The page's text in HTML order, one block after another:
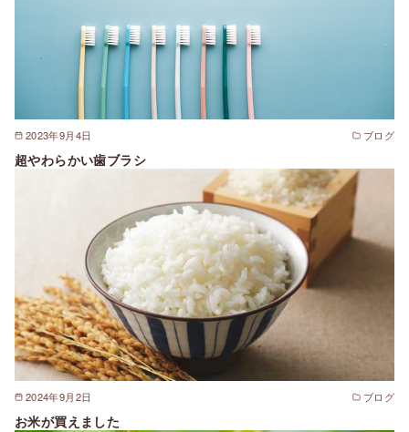
2023年9月4日 ブログ
超やわらかい歯ブラシ
2024年9月2日 ブログ
お米が買えました